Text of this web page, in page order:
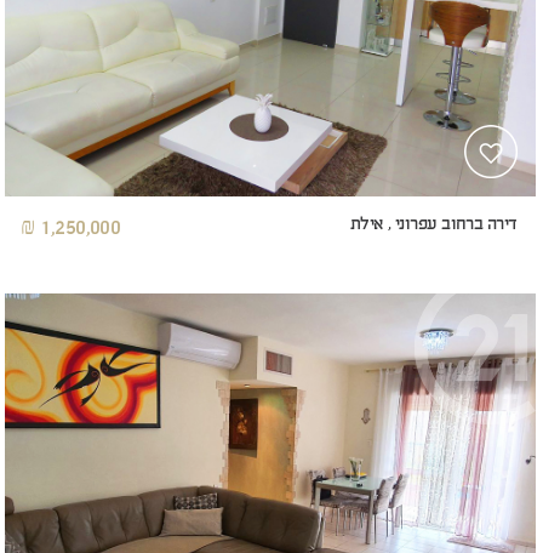
דירה ברחוב עפרוני , אילת 1,250,000 ₪